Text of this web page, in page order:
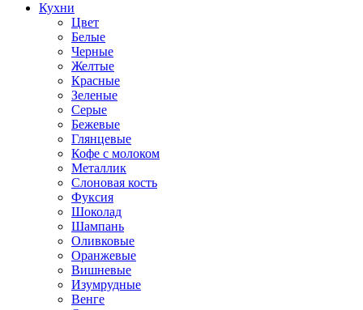
Кухни
Цвет
Белые
Черные
Желтые
Красные
Зеленые
Серые
Бежевые
Глянцевые
Кофе с молоком
Металлик
Слоновая кость
Фуксия
Шоколад
Шампань
Оливковые
Оранжевые
Вишневые
Изумрудные
Венге